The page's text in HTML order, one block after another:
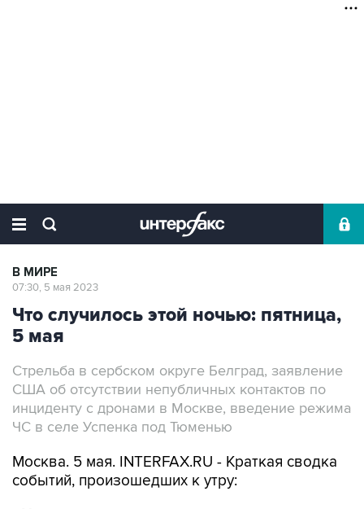
В МИРЕ
07:30, 5 мая 2023
Что случилось этой ночью: пятница,
5 мая
Стрельба в сербском округе Белград, заявление
США об отсутствии непубличных контактов по
инциденту с дронами в Москве, введение режима
ЧС в селе Успенка под Тюменью
Москва. 5 мая. INTERFAX.RU - Краткая сводка
событий, произошедших к утру: